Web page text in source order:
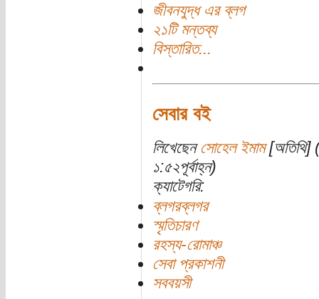
জীবনযুদ্ধ এর ব্লগ
২১টি মন্তব্য
বিস্তারিত...
সেবার বই
লিখেছেন সোহেল ইমাম[অতিথি]
১:৫২পূর্বাহ্ন)
ক্যাটেগরি:
ব্লগরব্লগর
স্মৃতিচারণ
রহস্য-রোমাঞ্চ
সেবা প্রকাশনী
সববয়সী